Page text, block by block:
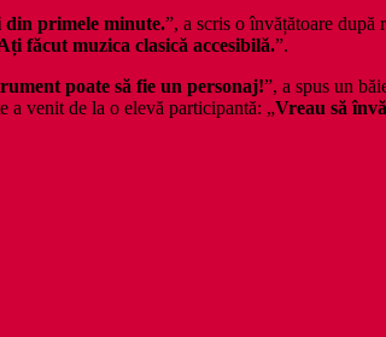
primele minute.”, a scris o învățătoare după
făcut muzica clasică accesibilă.”.
poate să fie un personaj!”, a spus un
a venit de la o elevă participantă: „Vreau să